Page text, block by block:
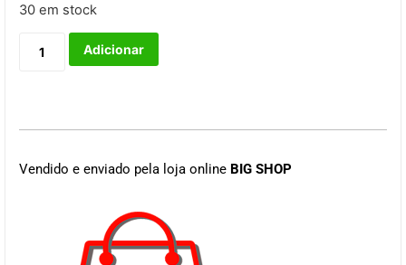
30 em stock
Adicionar
Vendido e enviado pela loja online BIG SHOP